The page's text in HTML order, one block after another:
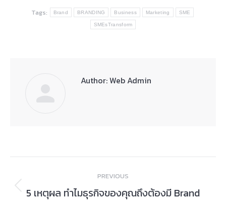
Tags:
Brand BRANDING Business Marketing SME
SMEsTransform
Author:Web Admin
navigation
PREVIOUS
Previous
5 เหตุผล ทำไมธุรกิจของคุณถึงต้องมี Brand